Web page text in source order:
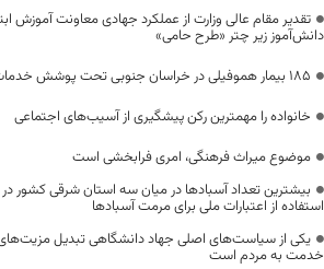
دانش‌آموز زیر چتر «طرح حامی»
۱۸۵ بیمار هموفیلی در خراسان جنوبی تحت پوشش خدمات بیمه سلامت قرار دارند
خانواده را مهمترین رکن پیشگیری از آسیب‌های اجتماعی
موضوع میراث فرهنگی، امری فرابخشی است
بیشترین تعداد آسبادها در میان سه استان شرقی کشور
استفاده از اعتبارات ملی برای مرمت آسبادها
یکی از سیاست‌های اصلی جهاد دانشگاهی تبدیل
خدمت به مردم است